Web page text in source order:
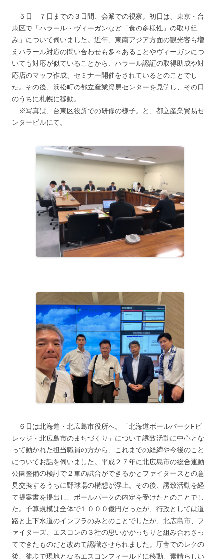
５日 ７日までの３日間、会派での視察。初日は、東京・台
東区で「ハラール・ヴィーガンなど「食の多様性」の取り組
み」について伺いました。近年、東南アジア方面の観光客も増
えハラール対応の問い合わせも多々あることやヴィーガンにつ
いても対応が似ていることから、ハラール認証の取得助成や対
応店のマップ作成、セミナー開催をされているとのことでし
た。その後、浜松町の都立産業貿易センターを見学し、その日
のうちに札幌に移動。
※写真は、台東区役所での研修の様子。と、都立産業貿易セ
ンタービルにて。
６日は北海道・北広島市役所へ。「北海道ボールパークFビ
レッジ・北広島市のまちづくり」について誘致活動に中心とな
って動かれた担当職員の方から、これまでの経緯や今後のこと
についてお話を伺いました。平成２７年に北広島市の総合運動
公園整備の検討で２軍の試合ができるかとファイターズとの意
見交換するうちに野球場の構想が浮上。その後、誘致活動を経
て提案書を提出し、ボールパークの内定を受けたとのことでし
た。予算規模は全体で１０００億円だったが、行政としては道
路と上下水道のインフラのみとのことでしたが、北広島市、フ
ァイターズ、エスコンの３社の思いががっちりと組み合わさっ
てできたものだと改めて認識させられました。庁舎でのレクの
後、徒歩で現地となるエスコンフィールドに移動。素晴らしい